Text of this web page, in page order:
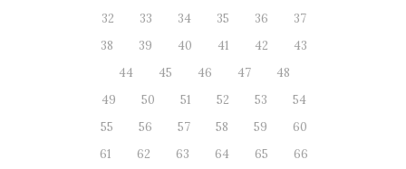
32
33 34 35 36
37
38
39 40 41 42
43
44
45 46 47
48
49
50 51 52 53
54
55
56 57 58 59
60
61
62 63 64 65
66